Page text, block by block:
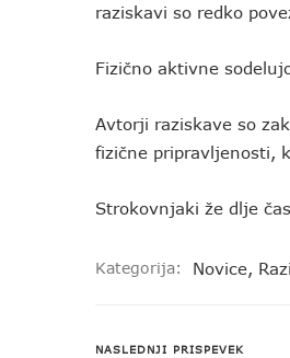
raziskavi so redko
Fizično aktivne
Avtorji raziskave so
fizične pripravljenosti,
Strokovnjaki že dlje
Kategorija: Novice,
NASLEDNJI PRISPEVEK